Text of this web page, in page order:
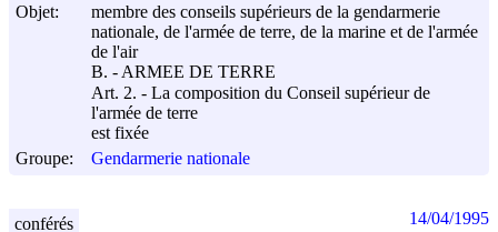
Objet:
membre des conseils supérieurs de la gendarmerie
nationale, de l'armée de terre, de la marine et de l'armée
de l'air
B. - ARMEE DE TERRE
Art. 2. - La composition du Conseil supérieur de
l'armée de terre
est fixée
Groupe:
Gendarmerie nationale
conférés 14/04/1995